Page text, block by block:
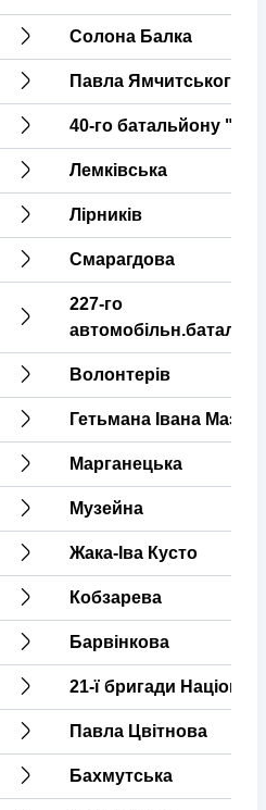
Солона Балка
Павла Ямчитського
40-го батальйону
Лемківська
Лірників
Смарагдова
227-го
Волонтерів
Гетьмана Івана
Марганецька
Музейна
Жака-Іва Кусто
Кобзарева
Барвінкова
21-ї бригади
Павла Цвітнова
Бахмутська